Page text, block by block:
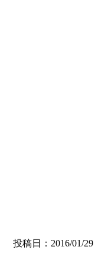
投稿日：2016/01/29